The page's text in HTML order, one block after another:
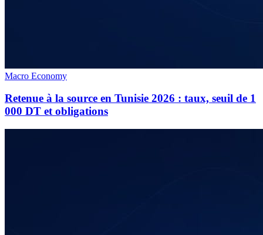
Macro Economy
Retenue à la source en Tunisie 2026 : taux, seuil de 1
000 DT et obligations